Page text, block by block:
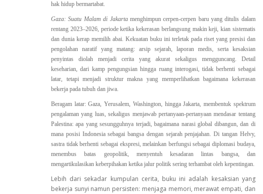
hak hidup bermartabat.
Gaza: Suatu Malam di Jakartamenghimpun cerpen-cerpen baru yang ditulis dalam
rentang 2023–2026, periode ketika kekerasan berlangsung makin keji, kian sistematis
dan dunia kerap memilih abai. Kekuatan buku ini terletak pada riset yang presisi dan
pengolahan naratif yang matang: arsip sejarah, laporan medis, serta kesaksian
penyintas diolah menjadi cerita yang akurat sekaligus mengguncang. Detail
keseharian, dari kamp pengungsian hingga ruang interogasi, tidak berhenti sebagai
latar, tetapi menjadi struktur makna yang memperlihatkan bagaimana kekerasan
bekerja pada tubuh dan jiwa.
Beragam latar: Gaza, Yerusalem, Washington, hingga Jakarta, membentuk spektrum
pengalaman yang luas, sekaligus menjawab pertanyaan-pertanyaan mendasar tentang
Palestina: apa yang sesungguhnya terjadi, bagaimana narasi global dibangun, dan di
mana posisi Indonesia sebagai bangsa dengan sejarah penjajahan. Di tangan Helvy,
sastra tidak berhenti sebagai ekspresi, melainkan berfungsi sebagai diplomasi budaya,
menembus batas geopolitik, menyentuh kesadaran lintas bangsa, dan
mengartikulasikan keberpihakan ketika jalur politik sering terhambat oleh kepentingan.
Lebih dari sekadar kumpulan cerita, buku ini adalah kesaksian yang
bekerja sunyi namun persisten: menjaga memori, merawat empati, dan